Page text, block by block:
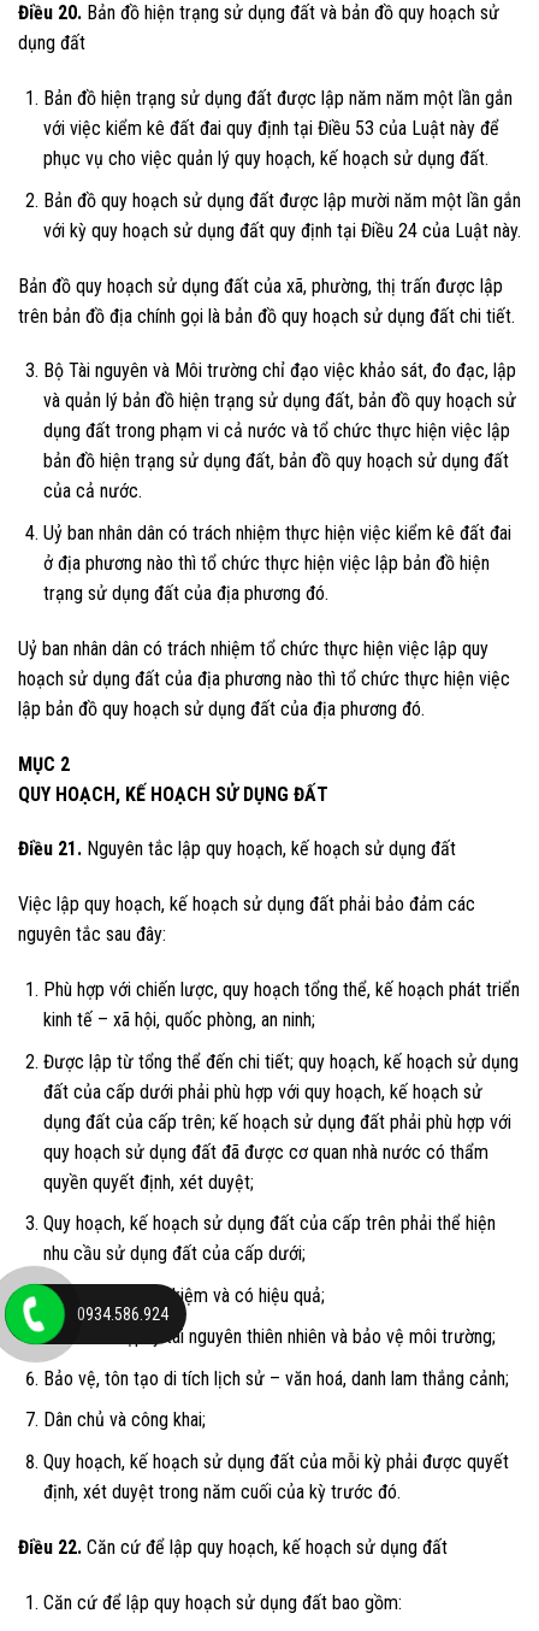
Điều 20. Bản đồ hiện trạng sử dụng đất và bản đồ quy hoạch sử
dụng đất
Bản đồ hiện trạng sử dụng đất được lập năm năm một lần gắn
với việc kiểm kê đất đai quy định tại Điều 53 của Luật này để
phục vụ cho việc quản lý quy hoạch, kế hoạch sử dụng đất.
Bản đồ quy hoạch sử dụng đất được lập mười năm một lần gắn
với kỳ quy hoạch sử dụng đất quy định tại Điều 24 của Luật này.
Bản đồ quy hoạch sử dụng đất của xã, phường, thị trấn được lập
trên bản đồ địa chính gọi là bản đồ quy hoạch sử dụng đất chi tiết.
Bộ Tài nguyên và Môi trường chỉ đạo việc khảo sát, đo đạc, lập
và quản lý bản đồ hiện trạng sử dụng đất, bản đồ quy hoạch sử
dụng đất trong phạm vi cả nước và tổ chức thực hiện việc lập
bản đồ hiện trạng sử dụng đất, bản đồ quy hoạch sử dụng đất
của cả nước.
Uỷ ban nhân dân có trách nhiệm thực hiện việc kiểm kê đất đai
ở địa phương nào thì tổ chức thực hiện việc lập bản đồ hiện
trạng sử dụng đất của địa phương đó.
Uỷ ban nhân dân có trách nhiệm tổ chức thực hiện việc lập quy
hoạch sử dụng đất của địa phương nào thì tổ chức thực hiện việc
lập bản đồ quy hoạch sử dụng đất của địa phương đó.
MỤC 2
QUY HOẠCH, KẾ HOẠCH SỬ DỤNG ĐẤT
Điều 21. Nguyên tắc lập quy hoạch, kế hoạch sử dụng đất
Việc lập quy hoạch, kế hoạch sử dụng đất phải bảo đảm các
nguyên tắc sau đây:
Phù hợp với chiến lược, quy hoạch tổng thể, kế hoạch phát triển
kinh tế – xã hội, quốc phòng, an ninh;
Được lập từ tổng thể đến chi tiết; quy hoạch, kế hoạch sử dụng
đất của cấp dưới phải phù hợp với quy hoạch, kế hoạch sử
dụng đất của cấp trên; kế hoạch sử dụng đất phải phù hợp với
quy hoạch sử dụng đất đã được cơ quan nhà nước có thẩm
quyền quyết định, xét duyệt;
Quy hoạch, kế hoạch sử dụng đất của cấp trên phải thể hiện
nhu cầu sử dụng đất của cấp dưới;
Sử dụng đất tiết kiệm và có hiệu quả;
Khai thác hợp lý tài nguyên thiên nhiên và bảo vệ môi trường;
Bảo vệ, tôn tạo di tích lịch sử – văn hoá, danh lam thắng cảnh;
Dân chủ và công khai;
Quy hoạch, kế hoạch sử dụng đất của mỗi kỳ phải được quyết
định, xét duyệt trong năm cuối của kỳ trước đó.
Điều 22. Căn cứ để lập quy hoạch, kế hoạch sử dụng đất
Căn cứ để lập quy hoạch sử dụng đất bao gồm:
0934.586.924